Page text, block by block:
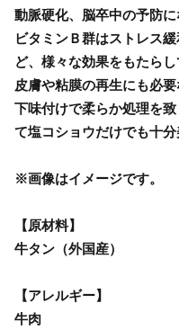
動脈硬化、脳卒中の予防
ビタミンＢ群はストレス
ど、様々な効果をもたらし
皮膚や粘膜の再生にも必
下味付けで柔らか処理を
て塩コショウだけでも十分
※画像はイメージです。
【原材料】
牛タン（外国産）
【アレルギー】
牛肉